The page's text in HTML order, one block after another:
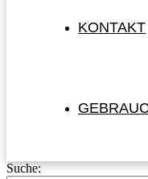
KONTAKT
Suche: